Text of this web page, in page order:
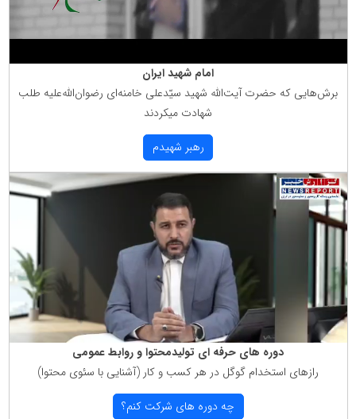
امام شهید ایران
برش‌هایی كه حضرت آیت‌الله شهید سیّدعلی خامنه‌ای رضوان‌الله‌علیه طلب
شهادت میكردند
رهبر شهیدم
دوره های حرفه ای تولیدمحتوا و روابط عمومی
رازهای استخدام گوگل در هر كسب و كار (آشنایی با سئوی محتوا)
چه دوره های شركت كنم؟